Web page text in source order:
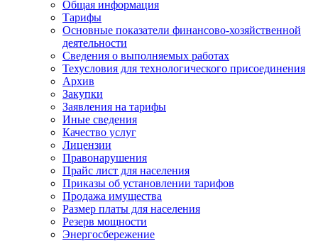
Общая информация
Тарифы
Основные показатели финансово-хозяйственной
деятельности
Сведения о выполняемых работах
Техусловия для технологического присоединения
Архив
Закупки
Заявления на тарифы
Иные сведения
Качество услуг
Лицензии
Правонарушения
Прайс лист для населения
Приказы об установлении тарифов
Продажа имущества
Размер платы для населения
Резерв мощности
Энергосбережение